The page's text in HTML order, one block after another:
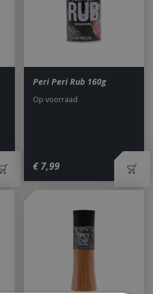
Peri Peri Rub 160g
€ 7,99
Op voorraad